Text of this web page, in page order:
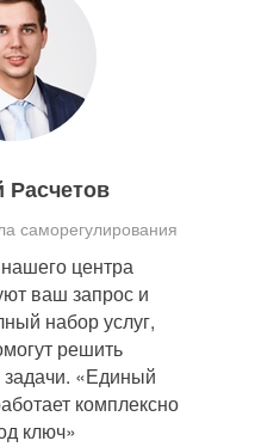
Расчетов
саморегулирования
центра
ваш запрос и
набор услуг,
решить
«Единый
комплексно
ключ»